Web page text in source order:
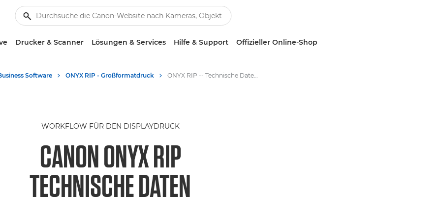
Drucker & Scanner Lösungen & Services Hilfe & Support Offizieller Online-Shop
Software ONYX RIP - Großformatdruck ONYX RIP -- Technische Daten - Großformatdruck
WORKFLOW FÜR DEN DISPLAYDRUCK
CANON ONYX RIP
TECHNISCHE DATEN